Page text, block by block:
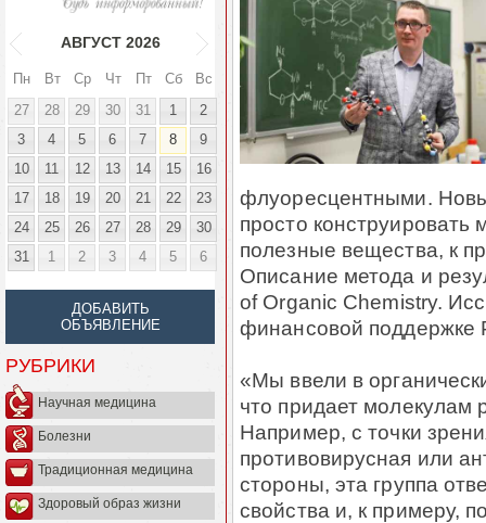
АВГУСТ 2026
Пн Вт Ср Чт Пт Сб
Вс
27
28 29 30 31 1
2
3
4 5 6 7 8
9
10
11 12 13 14 15
16
17
18 19 20 21 22
23
24
25 26 27 28 29
30
31
1 2 3 4 5 6
ДОБАВИТЬ
ОБЪЯВЛЕНИЕ
РУБРИКИ
Научная медицина
Болезни
Традиционная медицина
Здоровый образ жизни
флуоресцентными.
просто конструировать
полезные вещества, к
Описание метода и
of Organic Chemistry.
финансовой
«Мы ввели в
что придает молекулам
Например, с точки
противовирусная или
стороны, эта группа
свойства и, к примеру,